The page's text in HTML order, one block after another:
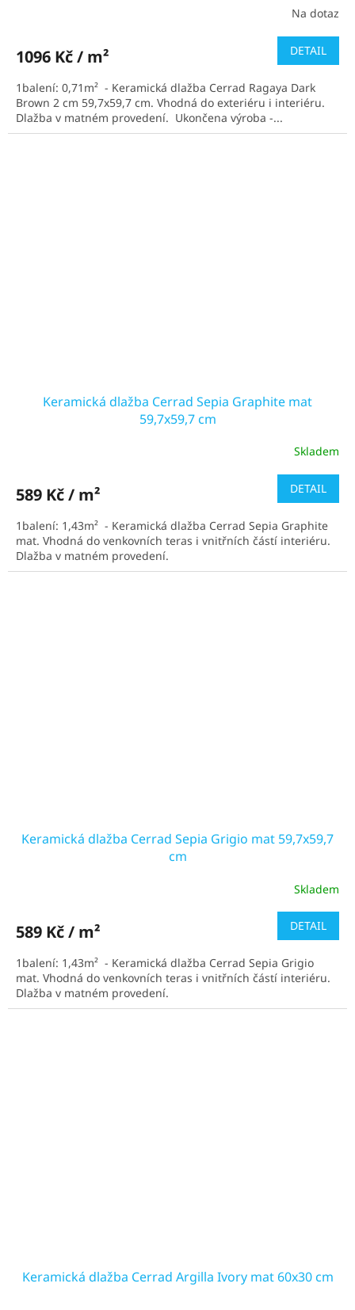
Na dotaz
1096 Kč / m² DETAIL
1balení: 0,71m² - Keramická dlažba Cerrad Ragaya Dark
Brown 2 cm 59,7x59,7 cm. Vhodná do exteriéru i interiéru.
Dlažba v matném provedení. Ukončena výroba -...
Keramická dlažba Cerrad Sepia Graphite mat
59,7x59,7 cm
Skladem
589 Kč / m² DETAIL
1balení: 1,43m² - Keramická dlažba Cerrad Sepia Graphite
mat. Vhodná do venkovních teras i vnitřních částí interiéru.
Dlažba v matném provedení.
Keramická dlažba Cerrad Sepia Grigio mat 59,7x59,7
cm
Skladem
589 Kč / m² DETAIL
1balení: 1,43m² - Keramická dlažba Cerrad Sepia Grigio
mat. Vhodná do venkovních teras i vnitřních částí interiéru.
Dlažba v matném provedení.
Keramická dlažba Cerrad Argilla Ivory mat 60x30 cm